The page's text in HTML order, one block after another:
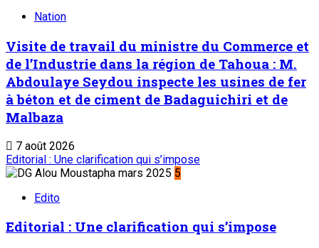
Nation
Visite de travail du ministre du Commerce et
de l’Industrie dans la région de Tahoua : M.
Abdoulaye Seydou inspecte les usines de fer
à béton et de ciment de Badaguichiri et de
Malbaza
7 août 2026
Editorial : Une clarification qui s’impose
5
Edito
Editorial : Une clarification qui s’impose